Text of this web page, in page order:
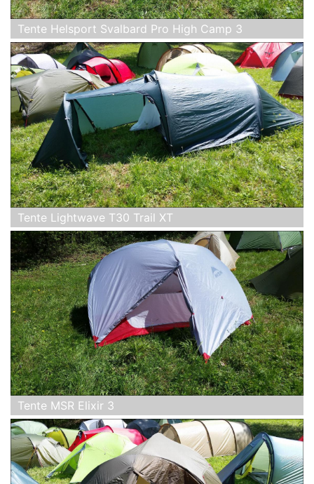
Tente Helsport Svalbard Pro High Camp 3
Tente Lightwave T30 Trail XT
Tente MSR Elixir 3